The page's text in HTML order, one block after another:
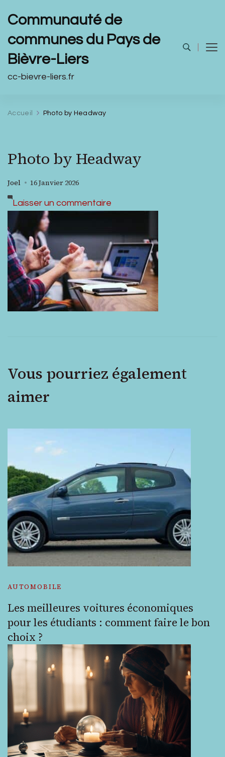
Communauté de
communes du Pays de
Bièvre-Liers
cc-bievre-liers.fr
Accueil Photo by Headway
Photo by Headway
Joel 16 Janvier 2026
Laisser un commentaire
by
Headway
Vous pourriez également
aimer
AUTOMOBILE
Les meilleures voitures économiques
pour les étudiants : comment faire le bon
choix ?